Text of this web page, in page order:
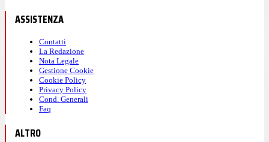
ASSISTENZA
Contatti
La Redazione
Nota Legale
Gestione Cookie
Cookie Policy
Privacy Policy
Cond. Generali
Faq
ALTRO